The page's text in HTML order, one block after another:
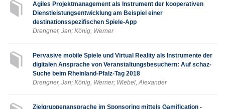
Agiles Projektmanagement als Instrument der kooperativen
Dienstleistungsentwicklung am Beispiel einer
destinationsspezifischen Spiele-App
Drengner, Jan; König, Werner
Pervasive mobile Spiele und Virtual Reality als Instrumente der
digitalen Ansprache von Veranstaltungsbesuchern: Auf schaz-
Suche beim Rheinland-Pfalz-Tag 2018
Drengner, Jan; König, Werner; Wiebel, Alexander
Zielgruppenansprache im Sponsoring mittels Gamification -